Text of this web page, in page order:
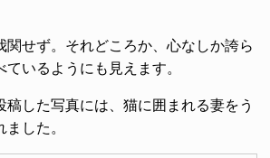
関せず。それどころか、心なしか誇ら
ているようにも見えます。
稿した写真には、猫に囲まれる妻をう
した。